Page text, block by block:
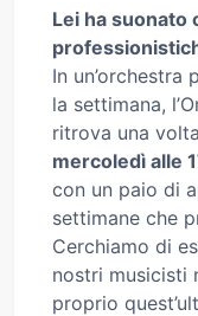
Lei ha
In
la settimana,
ritrova una
mercoledì alle
con un paio di
settimane che
Cerchiamo di
nostri musicisti
proprio